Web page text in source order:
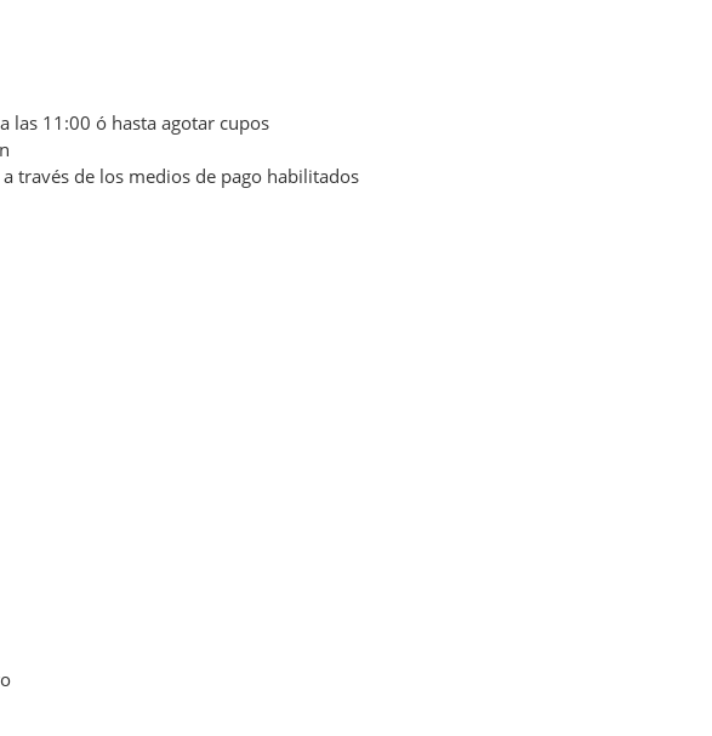
las 11:00 ó hasta agotar cupos
través de los medios de pago habilitados